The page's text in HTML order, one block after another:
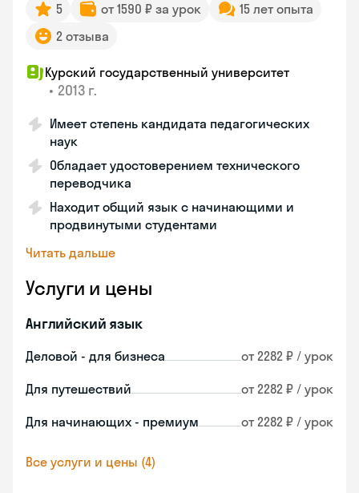
5 от 1590 ₽ за урок
15 лет опыта
2 отзыва
Курский государственный университет
• 2013 г.
Имеет степень кандидата педагогических
наук
Обладает удостоверением технического
переводчика
Находит общий язык с начинающими и
продвинутыми студентами
Читать дальше
Услуги и цены
Английский язык
Деловой - для бизнеса от 2282 ₽ / урок
Для путешествий от 2282 ₽ / урок
Для начинающих - премиум от 2282 ₽ / урок
Все услуги и цены (4)